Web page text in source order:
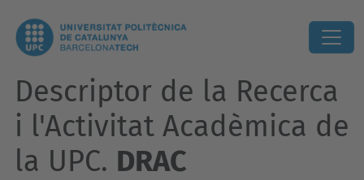
Descriptor de la Recerca
i l'Activitat Acadèmica de
la UPC. DRAC